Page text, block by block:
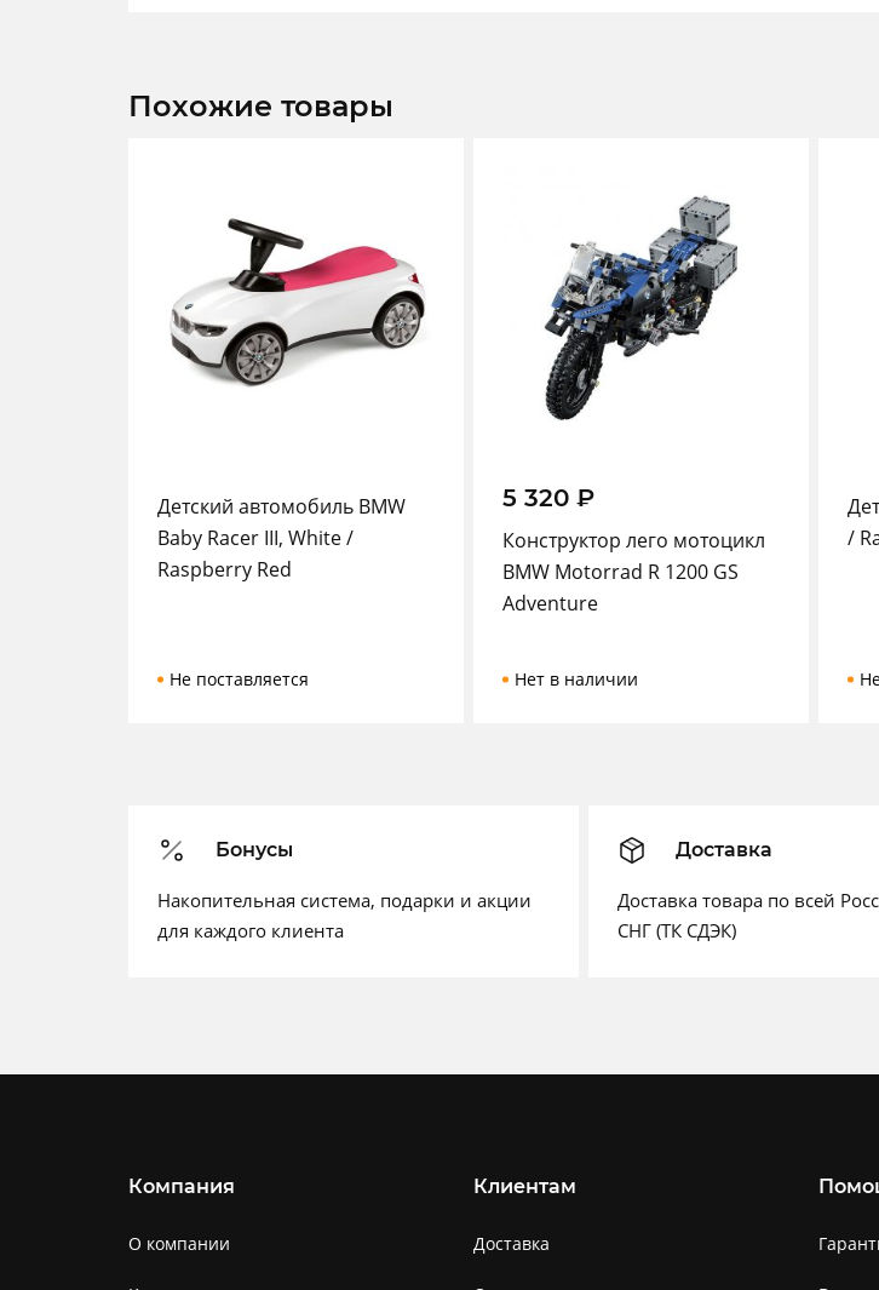
Похожие товары
Детский автомобиль BMW
Baby Racer III, White /
Raspberry Red
Не поставляется
5 320 ₽
Конструктор лего мотоцикл
BMW Motorrad R 1200 GS
Adventure
Нет в наличии
/
Бонусы
Накопительная система, подарки и акции
для каждого клиента
Доставка
Доставка товара по всей
СНГ (ТК СДЭК)
Компания
О компании
Клиентам
Доставка